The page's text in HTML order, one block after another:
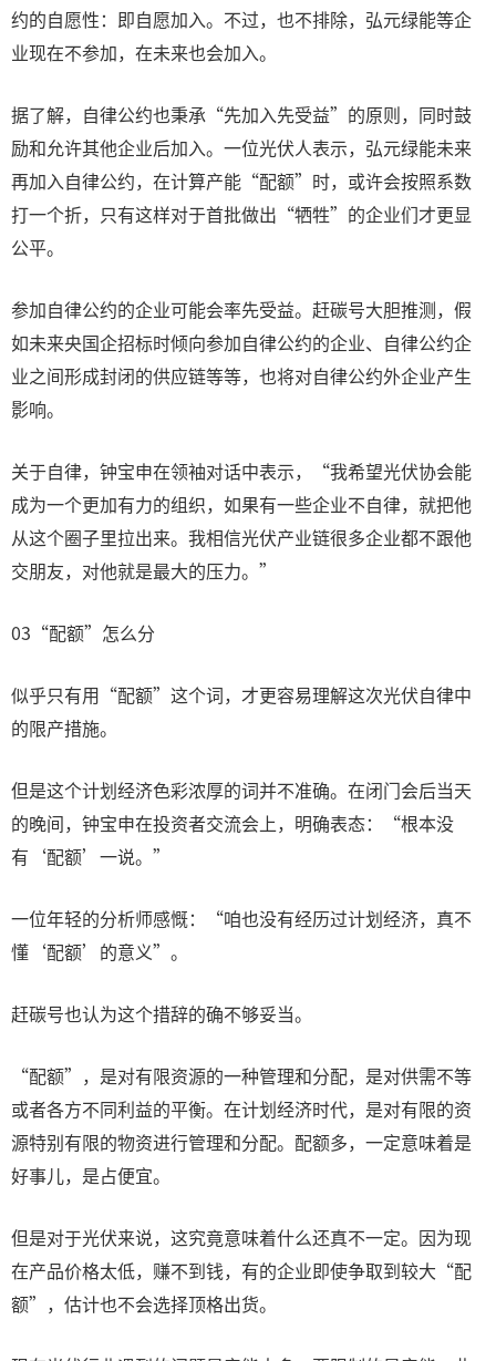
约的自愿性：即自愿加入。不过，也不排除，弘元绿能等企
业现在不参加，在未来也会加入。
据了解，自律公约也秉承“先加入先受益”的原则，同时鼓
励和允许其他企业后加入。一位光伏人表示，弘元绿能未来
再加入自律公约，在计算产能“配额”时，或许会按照系数
打一个折，只有这样对于首批做出“牺牲”的企业们才更显
公平。
参加自律公约的企业可能会率先受益。赶碳号大胆推测，假
如未来央国企招标时倾向参加自律公约的企业、自律公约企
业之间形成封闭的供应链等等，也将对自律公约外企业产生
影响。
关于自律，钟宝申在领袖对话中表示，“我希望光伏协会能
成为一个更加有力的组织，如果有一些企业不自律，就把他
从这个圈子里拉出来。我相信光伏产业链很多企业都不跟他
交朋友，对他就是最大的压力。”
03“配额”怎么分
似乎只有用“配额”这个词，才更容易理解这次光伏自律中
的限产措施。
但是这个计划经济色彩浓厚的词并不准确。在闭门会后当天
的晚间，钟宝申在投资者交流会上，明确表态：“根本没
有‘配额’一说。”
一位年轻的分析师感慨：“咱也没有经历过计划经济，真不
懂‘配额’的意义”。
赶碳号也认为这个措辞的确不够妥当。
“配额”，是对有限资源的一种管理和分配，是对供需不等
或者各方不同利益的平衡。在计划经济时代，是对有限的资
源特别有限的物资进行管理和分配。配额多，一定意味着是
好事儿，是占便宜。
但是对于光伏来说，这究竟意味着什么还真不一定。因为现
在产品价格太低，赚不到钱，有的企业即使争取到较大“配
额”，估计也不会选择顶格出货。